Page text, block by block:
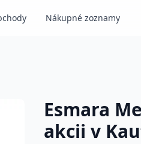
Nákupné zoznamy
Esmara
akcii v